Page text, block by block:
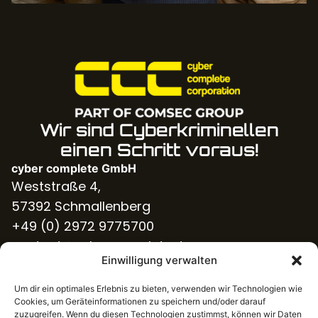
Einwilligung verwalten
Um dir ein optimales Erlebnis zu bieten, verwenden wir Technologien wie
Cookies, um Geräteinformationen zu speichern und/oder darauf
zuzugreifen. Wenn du diesen Technologien zustimmst, können wir Daten
Wir sind Cyberkriminellen
einen Schritt voraus!
cyber complete GmbH
Weststraße 4,
57392 Schmallenberg
+49 (0) 2972 9775700
contact@cybercomplete.de
Für KMU’s
NIS2-Magazin